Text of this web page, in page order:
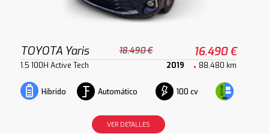
TOYOTA Yaris 18.490 € 16.490 €
1.5 100H Active Tech 2019 88.480 km
Híbrido Automático 100 cv
VER DETALLES